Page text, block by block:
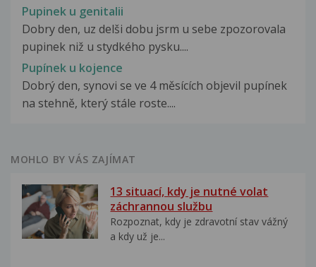
Pupinek u genitalii
Dobry den, uz delši dobu jsrm u sebe zpozorovala
pupinek niž u stydkého pysku....
Pupínek u kojence
Dobrý den, synovi se ve 4 měsících objevil pupínek
na stehně, který stále roste....
MOHLO BY VÁS ZAJÍMAT
13 situací, kdy je nutné volat
záchrannou službu
Rozpoznat, kdy je zdravotní stav vážný
a kdy už je...